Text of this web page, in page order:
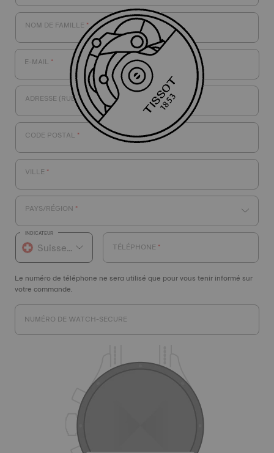
NOM DE FAMILLE
E-MAIL
ADRESSE (RUE ET NUMÉRO)
CODE POSTAL
VILLE
PAYS/RÉGION
INDICATEUR
TÉLÉPHONE
Le numéro de téléphone ne sera utilisé que pour vous tenir informé sur
votre commande.
NUMÉRO DE WATCH-SECURE